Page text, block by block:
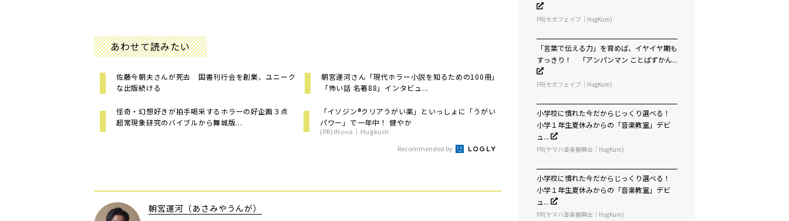
あわせて読みたい
佐藤今朝夫さんが死去 国書刊行会を創業、ユニーク
な出版続ける
朝宮運河さん「現代ホラー小説を知るための100冊」
「怖い話 名著88」インタビュ...
怪奇・幻想好きが拍手喝采するホラーの好企画３点
超常現象研究のバイブルから舞城版...
「イソジン®クリアうがい薬」といっしょに「うがい
パワー」で一年中！ 健やか
(PR)iNova｜Hugkum
Recommended by
朝宮運河（あさみやうんが）
PR(セガフェイブ｜HugKum)
「言葉で伝える力」を育めば、イヤイヤ期も
すっきり！ 「アンパンマン ことばずかん...
PR(セガフェイブ｜HugKum)
小学校に慣れた今だからじっくり選べる！
小学１年生夏休みからの「音楽教室」デビ
ュ...
PR(ヤマハ音楽振興会｜HugKum)
小学校に慣れた今だからじっくり選べる！
小学１年生夏休みからの「音楽教室」デビ
ュ...
PR(ヤマハ音楽振興会｜HugKum)